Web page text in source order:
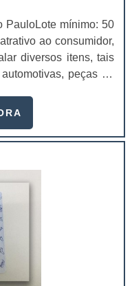
PauloLote mínimo: 50
ao consumidor,
diversos itens, tais
peças de
brinquedos vendidos
duplex, triplex e a